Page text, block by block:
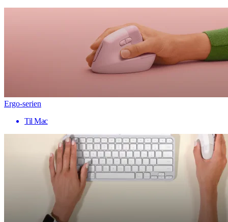
Ergo-serien
Til Mac